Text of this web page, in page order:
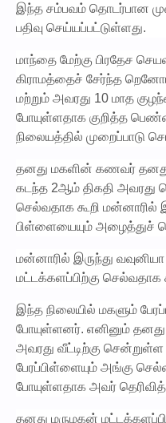
இந்த சம்பவம் தொடர்பான
பதிவு செய்யப்பட்டுள்ளது.
மாந்தை மேற்கு பிரதேச
கிராமத்தைச் சேர்ந்த
மற்றும் அவரது 10 மாத
போயுள்ளதாக குறித்த
நிலையத்தில் முறைப்பாடு
தனது மகளின் கணவர் தனது
கடந்த 2ஆம் திகதி அவரது
செல்வதாக கூறி மன்னாரில்
பிள்ளையையும் அழைத்துச்
மன்னாரில் இருந்து
மட்டக்களப்பிற்கு செல்வதாக
இந்த நிலையில் மகளும்
போயுள்ளனர். எனினும்
அவரது வீட்டிற்கு
பேரப்பிள்ளையும் அங்கு
போயுள்ளதாக அவர்
தனது மருமகன்